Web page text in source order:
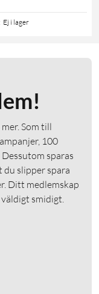
Ej i lager
Som till
100
sparas
du slipper spara
Ditt medlemskap
smidigt.